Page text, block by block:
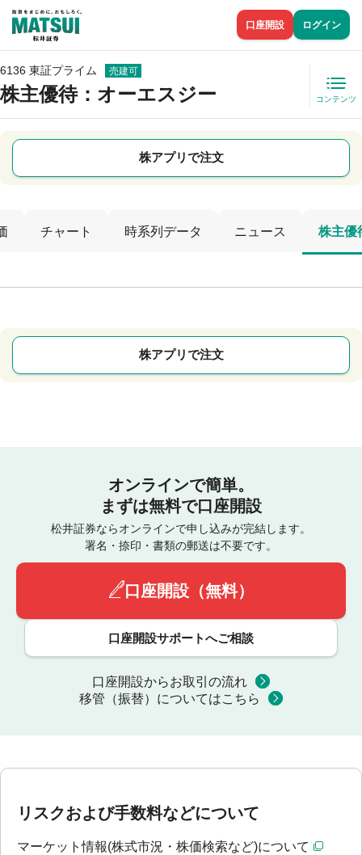
口座開設 ログイン
6136 東証プライム 売建可
株主優待：オーエスジー コンテンツ
株アプリで注文
チャート 時系列データ ニュース 株主優
株アプリで注文
オンラインで簡単。
まずは無料で口座開設
松井証券ならオンラインで申し込みが完結します。
署名・捺印・書類の郵送は不要です。
口座開設（無料）
口座開設サポートへご相談
口座開設からお取引の流れ
移管（振替）についてはこちら
リスクおよび手数料などについて
マーケット情報(株式市況・株価検索など)について